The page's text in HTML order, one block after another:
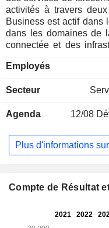
activités à travers
Business est actif dans
dans les domaines de
connectée et des
terminaux. Le segment
de diffusion et de
et d’opérateur de
Employés
Secteur
Agenda 12/08
Plus d'informations
Compte de Résultat